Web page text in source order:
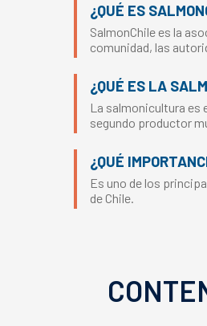
¿QUÉ ES
SalmonChile es la
comunidad, las
¿QUÉ ES LA
La salmonicultura es
segundo productor
¿QUÉ
Es uno de los
de Chile.